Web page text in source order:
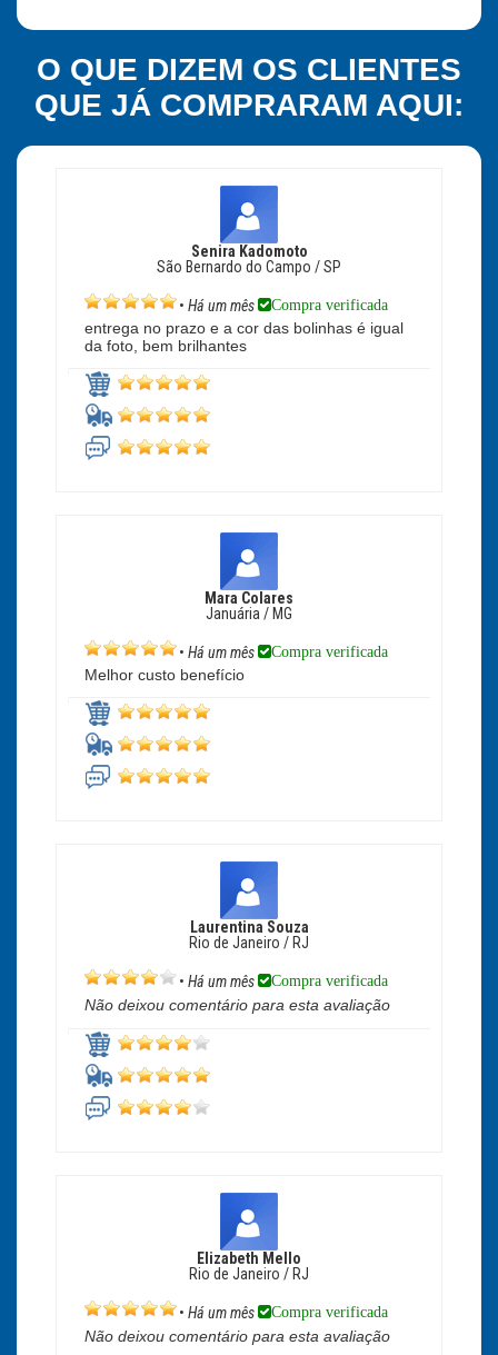
O QUE DIZEM OS CLIENTES
QUE JÁ COMPRARAM AQUI:
Senira Kadomoto
São Bernardo do Campo / SP
• Há um mês Compra verificada
entrega no prazo e a cor das bolinhas é igual
da foto, bem brilhantes
Mara Colares
Januária / MG
• Há um mês Compra verificada
Melhor custo benefício
Laurentina Souza
Rio de Janeiro / RJ
• Há um mês Compra verificada
Não deixou comentário para esta avaliação
Elizabeth Mello
Rio de Janeiro / RJ
• Há um mês Compra verificada
Não deixou comentário para esta avaliação